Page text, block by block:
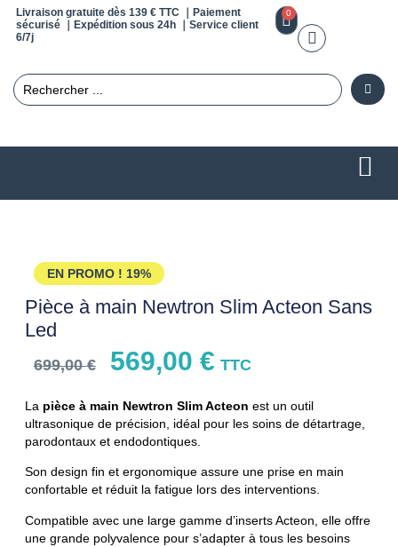
Livraison gratuite dès 139 € TTC ｜Paiement
sécurisé ｜Expédition sous 24h ｜Service client
6/7j
0
EN PROMO ! 19%
Pièce à main Newtron Slim Acteon Sans
Led
699,00€ 569,00 € TTC
La pièce à main Newtron Slim Acteon est un outil
ultrasonique de précision, idéal pour les soins de détartrage,
parodontaux et endodontiques.
Son design fin et ergonomique assure une prise en main
confortable et réduit la fatigue lors des interventions.
Compatible avec une large gamme d’inserts Acteon, elle offre
une grande polyvalence pour s’adapter à tous les besoins